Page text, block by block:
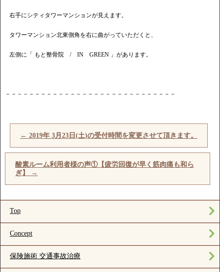
右手にシティタワーマンションが見えます。
タワーマンション北東側角を右に曲がっていただくと、
左側に「 もと整骨院 / IN GREEN 」があります。
－－－－－－－－－－－－－－－－－－－－－－－－－－－－－
← 2019年 3月23日(土)の受付時間を変更させて頂きます。
酸素ルーム利用者様の声①【疲労回復が早く筋肉痛も和ら
ぎ】
→
Top
Concept
保険施術 交通事故治療